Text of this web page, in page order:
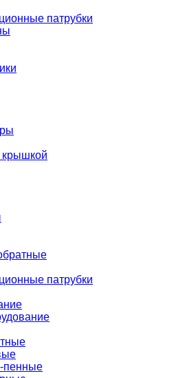
патрубки
крышкой
патрубки
пенные